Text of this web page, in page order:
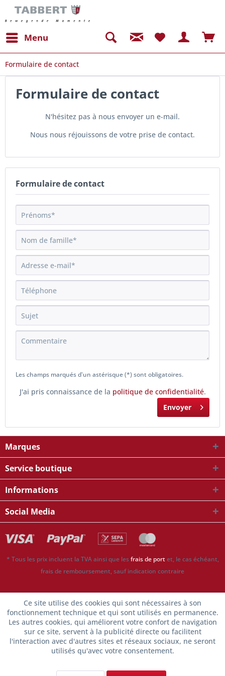
Menu
Formulaire de contact
Formulaire de contact
N'hésitez pas à nous envoyer un e-mail.
Nous nous réjouissons de votre prise de contact.
Formulaire de contact
Les champs marqués d'un astérisque (*) sont obligatoires.
J'ai pris connaissance de la politique de confidentialité.
Envoyer
Marques
Service boutique
Informations
Social Media
* Tous les prix incluent la TVA ainsi que les frais de portet, le cas échéant,
frais de remboursement, sauf indication contraire
Ce site utilise des cookies qui sont nécessaires à son
fonctionnement technique et qui sont utilisés en permanence.
Les autres cookies, qui améliorent votre confort de navigation
sur ce site, servent à la publicité directe ou facilitent
l'interaction avec d'autres sites et réseaux sociaux, ne seront
utilisés qu'avec votre consentement.